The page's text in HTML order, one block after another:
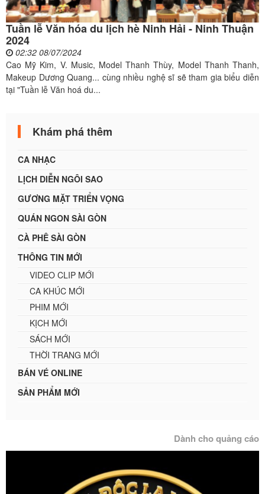
Tuần lễ Văn hóa du lịch hè Ninh Hải - Ninh Thuận
2024
02:32 08/07/2024
Cao Mỹ Kim, V. Music, Model Thanh Thùy, Model Thanh Thanh,
Makeup Dương Quang... cùng nhiều nghệ sĩ sẽ tham gia biểu diễn
tại "Tuần lễ Văn hoá du...
Khám phá thêm
CA NHẠC
LỊCH DIỄN NGÔI SAO
GƯƠNG MẶT TRIỂN VỌNG
QUÁN NGON SÀI GÒN
CÀ PHÊ SÀI GÒN
THÔNG TIN MỚI
VIDEO CLIP MỚI
CA KHÚC MỚI
PHIM MỚI
KỊCH MỚI
SÁCH MỚI
THỜI TRANG MỚI
BÁN VÉ ONLINE
SẢN PHẨM MỚI
Dành cho quảng cáo